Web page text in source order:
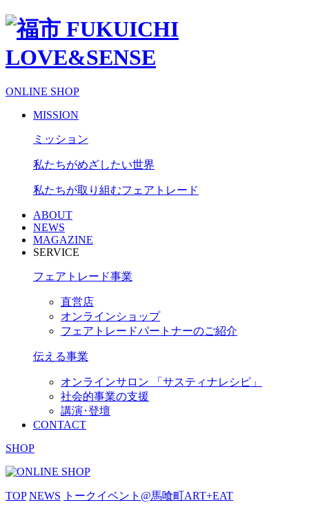
ONLINE SHOP
MISSION
ミッション
私たちがめざしたい世界
私たちが取り組むフェアトレード
ABOUT
NEWS
MAGAZINE
SERVICE
フェアトレード事業
直営店
オンラインショップ
フェアトレードパートナーのご紹介
伝える事業
オンラインサロン 「サスティナレシピ」
社会的事業の支援
講演･登壇
CONTACT
SHOP
TOP NEWS トークイベント@馬喰町ART+EAT